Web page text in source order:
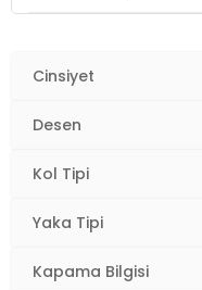
2DK5907000.212
Cinsiyet
Desen
Kol Tipi
Yaka Tipi
Kapama Bilgisi